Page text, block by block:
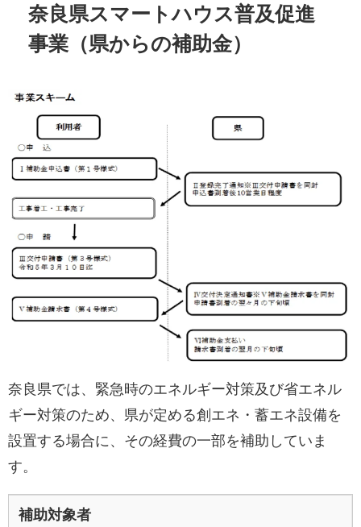
奈良県スマートハウス普及促進
事業（県からの補助金）
奈良県では、緊急時のエネルギー対策及び省エネル
ギー対策のため、県が定める創エネ・蓄エネ設備を
設置する場合に、その経費の一部を補助していま
す。
補助対象者